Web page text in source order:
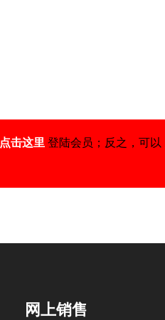
点击这里登陆会员；反之，可以
网上销售